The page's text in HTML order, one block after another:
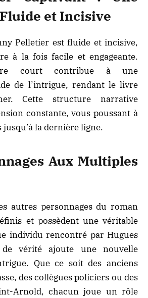
et Incisive
Pelletier est fluide et incisive,
à la fois facile et engageante.
court contribue à une
de l’intrigue, rendant le livre
Cette structure narrative
constante, vous poussant à
la dernière ligne.
Aux Multiples
autres personnages du roman
et possèdent une véritable
individu rencontré par Hugues
vérité ajoute une nouvelle
Que ce soit des anciens
des collègues policiers ou des
Arnold, chacun joue un rôle